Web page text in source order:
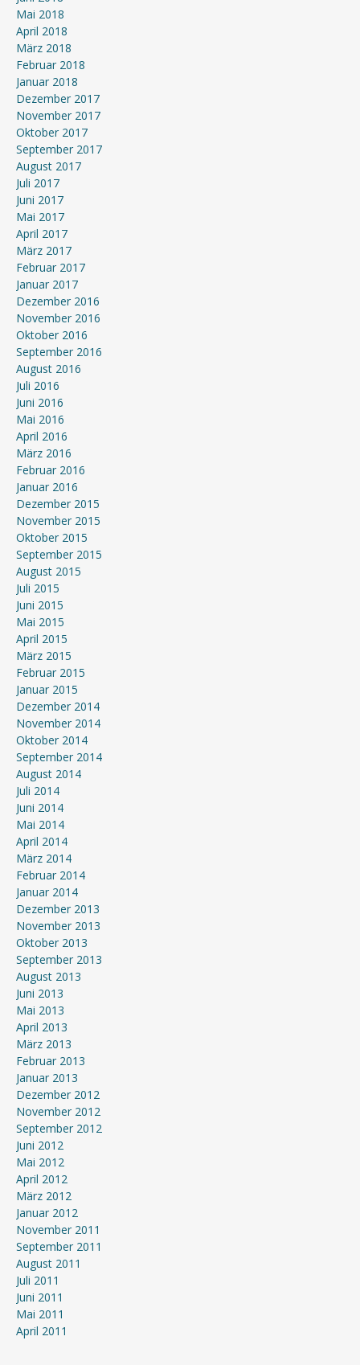
Mai 2018
April 2018
März 2018
Februar 2018
Januar 2018
Dezember 2017
November 2017
Oktober 2017
September 2017
August 2017
Juli 2017
Juni 2017
Mai 2017
April 2017
März 2017
Februar 2017
Januar 2017
Dezember 2016
November 2016
Oktober 2016
September 2016
August 2016
Juli 2016
Juni 2016
Mai 2016
April 2016
März 2016
Februar 2016
Januar 2016
Dezember 2015
November 2015
Oktober 2015
September 2015
August 2015
Juli 2015
Juni 2015
Mai 2015
April 2015
März 2015
Februar 2015
Januar 2015
Dezember 2014
November 2014
Oktober 2014
September 2014
August 2014
Juli 2014
Juni 2014
Mai 2014
April 2014
März 2014
Februar 2014
Januar 2014
Dezember 2013
November 2013
Oktober 2013
September 2013
August 2013
Juni 2013
Mai 2013
April 2013
März 2013
Februar 2013
Januar 2013
Dezember 2012
November 2012
September 2012
Juni 2012
Mai 2012
April 2012
März 2012
Januar 2012
November 2011
September 2011
August 2011
Juli 2011
Juni 2011
Mai 2011
April 2011